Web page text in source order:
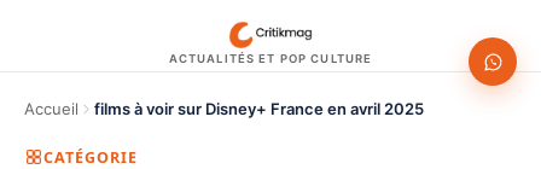
ACTUALITÉS ET POP CULTURE
Accueil films à voir sur Disney+ France en avril 2025
CATÉGORIE